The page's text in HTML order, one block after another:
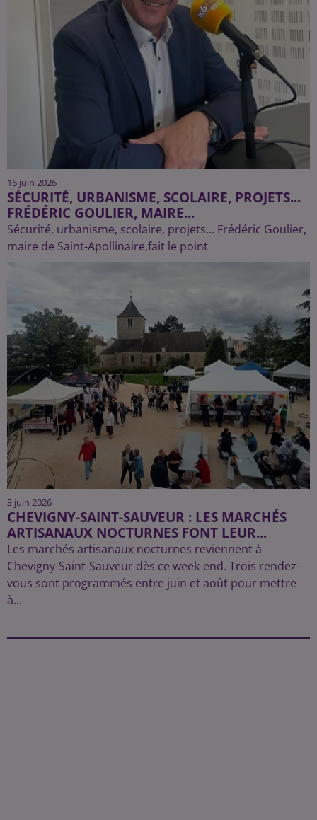
16 juin 2026
SÉCURITÉ, URBANISME, SCOLAIRE, PROJETS...
FRÉDÉRIC GOULIER, MAIRE...
Sécurité, urbanisme, scolaire, projets... Frédéric Goulier,
maire de Saint-Apollinaire,fait le point
3 juin 2026
CHEVIGNY-SAINT-SAUVEUR : LES MARCHÉS
ARTISANAUX NOCTURNES FONT LEUR...
Les marchés artisanaux nocturnes reviennent à
Chevigny-Saint-Sauveur dès ce week-end. Trois rendez-
vous sont programmés entre juin et août pour mettre
à...